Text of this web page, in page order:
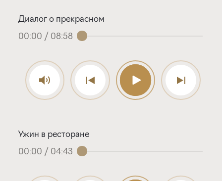
Диалог о прекрасном
00:00 / 08:58
Ужин в ресторане
00:00 / 04:43